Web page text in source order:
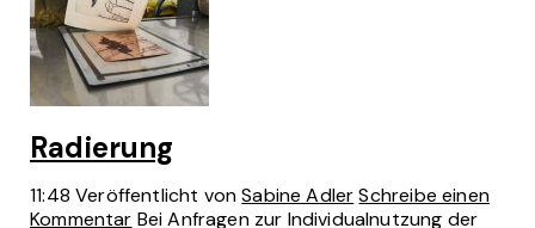
Radierung
11:48Veröffentlicht vonSabine Adler Schreibe einen
Kommentar Bei Anfragen zur Individualnutzung der